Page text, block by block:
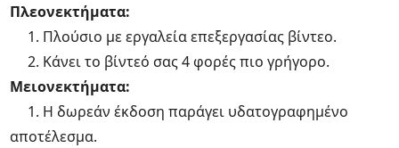
Πλεονεκτήματα:
1. Πλούσιο με εργαλεία επεξεργασίας βίντεο.
2. Κάνει το βίντεό σας 4 φορές πιο γρήγορο.
Μειονεκτήματα:
1. Η δωρεάν έκδοση παράγει υδατογραφημένο
αποτέλεσμα.